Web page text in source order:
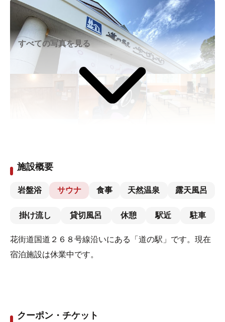
すべての写真を見る
施設概要
岩盤浴 サウナ 食事 天然温泉 露天風呂
掛け流し 貸切風呂 休憩 駅近 駐車
花街道国道２６８号線沿いにある「道の駅」です。現在
宿泊施設は休業中です。
クーポン・チケット